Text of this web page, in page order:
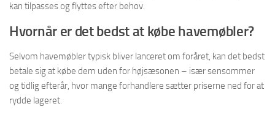
kan tilpasses og flyttes efter behov.
Hvornår er det bedst at købe havemøbler?
Selvom havemøbler typisk bliver lanceret om foråret, kan det bedst
betale sig at købe dem uden for højsæsonen – især sensommer
og tidlig efterår, hvor mange forhandlere sætter priserne ned for at
rydde lageret.